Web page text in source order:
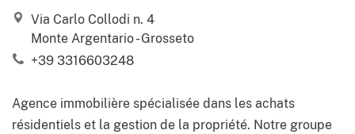
Via Carlo Collodi n. 4
Monte Argentario - Grosseto
+39 3316603248
Agence immobilière spécialisée dans les achats
résidentiels et la gestion de la propriété. Notre groupe